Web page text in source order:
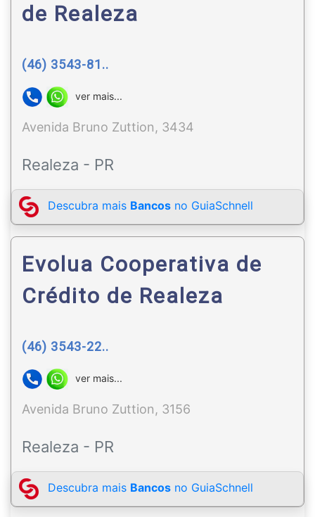
de Realeza
(46) 3543-81..
ver mais...
Avenida Bruno Zuttion, 3434
Realeza - PR
Descubra mais Bancos no GuiaSchnell
Evolua Cooperativa de
Crédito de Realeza
(46) 3543-22..
ver mais...
Avenida Bruno Zuttion, 3156
Realeza - PR
Descubra mais Bancos no GuiaSchnell